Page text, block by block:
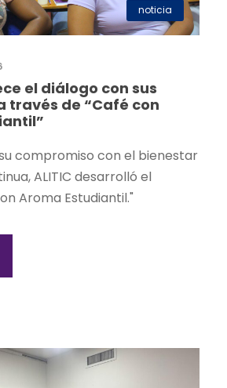
noticia
el diálogo con sus
través de “Café con
compromiso con el bienestar
ALITIC desarrolló el
Aroma Estudiantil."